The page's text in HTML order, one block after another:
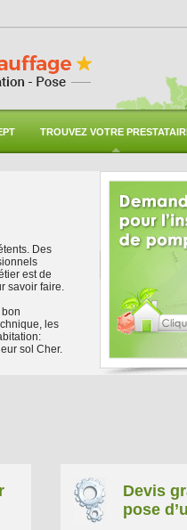
TROUVEZ VOTRE
Des
est de
savoir faire.
les
sol Cher.
Devis
pose